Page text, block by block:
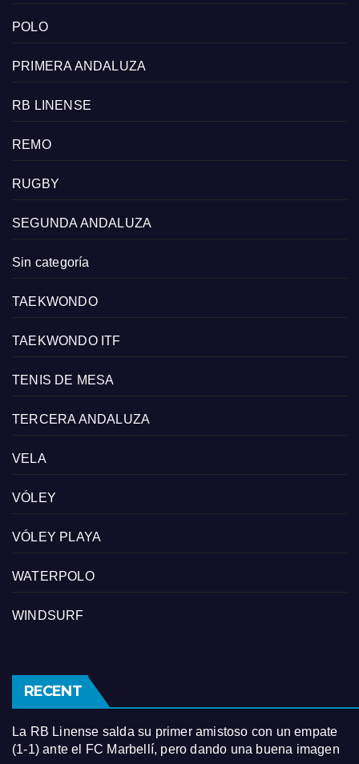
POLO
PRIMERA ANDALUZA
RB LINENSE
REMO
RUGBY
SEGUNDA ANDALUZA
Sin categoría
TAEKWONDO
TAEKWONDO ITF
TENIS DE MESA
TERCERA ANDALUZA
VELA
VÓLEY
VÓLEY PLAYA
WATERPOLO
WINDSURF
RECENT
La RB Linense salda su primer amistoso con un empate
(1-1) ante el FC Marbellí, pero dando una buena imagen